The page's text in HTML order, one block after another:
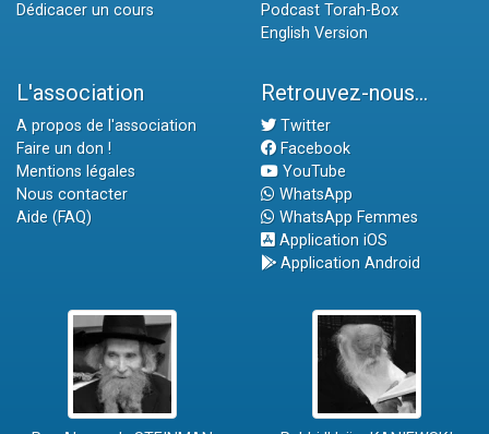
Dédicacer un cours
Podcast Torah-Box
English Version
L'association
A propos de l'association
Faire un don !
Mentions légales
Nous contacter
Aide (FAQ)
Retrouvez-nous...
Twitter
Facebook
YouTube
WhatsApp
WhatsApp Femmes
Application iOS
Application Android